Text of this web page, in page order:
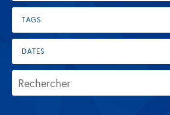
TAGS
DATES